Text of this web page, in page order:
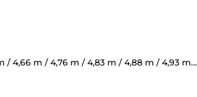
/ 4,66 m / 4,76 m / 4,83 m / 4,88 m / 4,93 m…